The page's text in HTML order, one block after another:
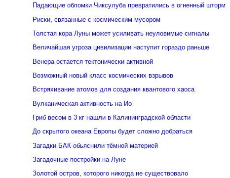
Падающие обломки Чиксулуба превратились в огненный шторм
Риски, связанные с космическим мусором
Толстая кора Луны может усиливать неуловимые сигналы
Величайшая угроза цивилизации наступит гораздо раньше
Венера остается тектонически активной
Возможный новый класс космических взрывов
Встряхивание атомов для создания квантового хаоса
Вулканическая активность на Ио
Гриб весом в 3 кг нашли в Калининградской области
До скрытого океана Европы будет сложно добраться
Загадки БАК обьяснили тёмной материей
Загадочные постройки на Луне
Золотой остров, которого никогда не существовало